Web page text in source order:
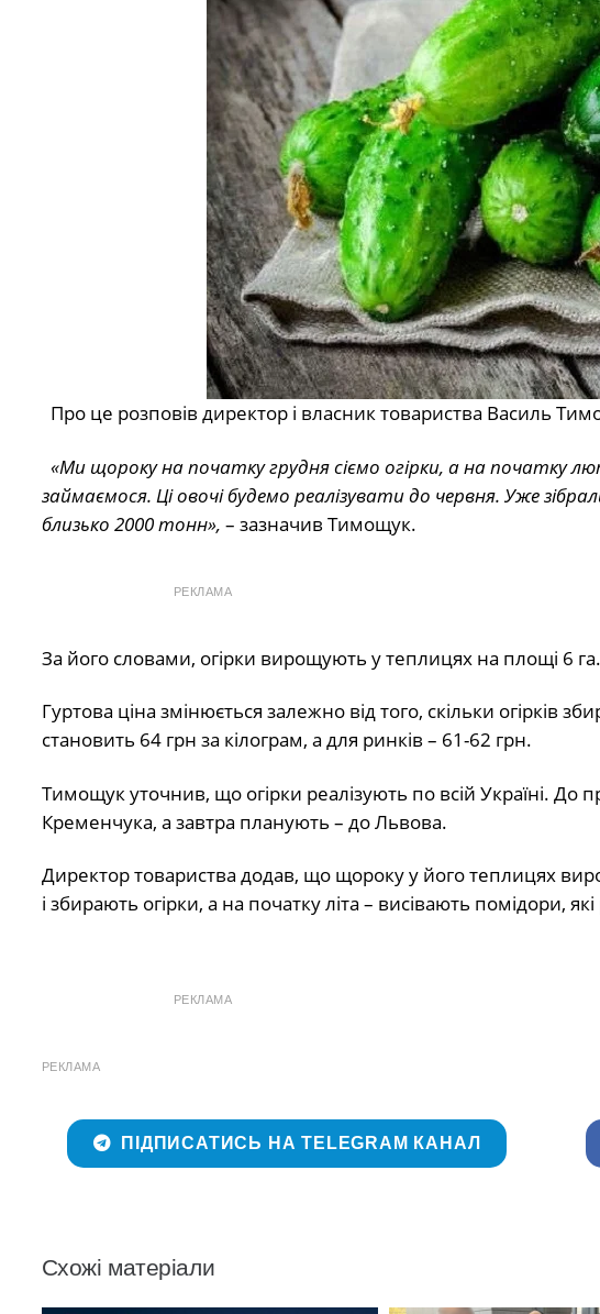
Про це розповів директор і власник товариства Василь
«Ми щороку на початку грудня сіємо огірки, а на початку
займаємося. Ці овочі будемо реалізувати до червня. Уже
близько 2000 тонн», – зазначив Тимощук.
РЕКЛАМА
За його словами, огірки вирощують у теплицях на площі 6
Гуртова ціна змінюється залежно від того, скільки огірків
становить 64 грн за кілограм, а для ринків – 61-62 грн.
Тимощук уточнив, що огірки реалізують по всій Україні. До
Кременчука, а завтра планують – до Львова.
Директор товариства додав, що щороку у його теплицях
і збирають огірки, а на початку літа – висівають помідори,
РЕКЛАМА
РЕКЛАМА
ПІДПИСАТИСЬ НА TELEGRAM КАНАЛ
Схожі матеріали